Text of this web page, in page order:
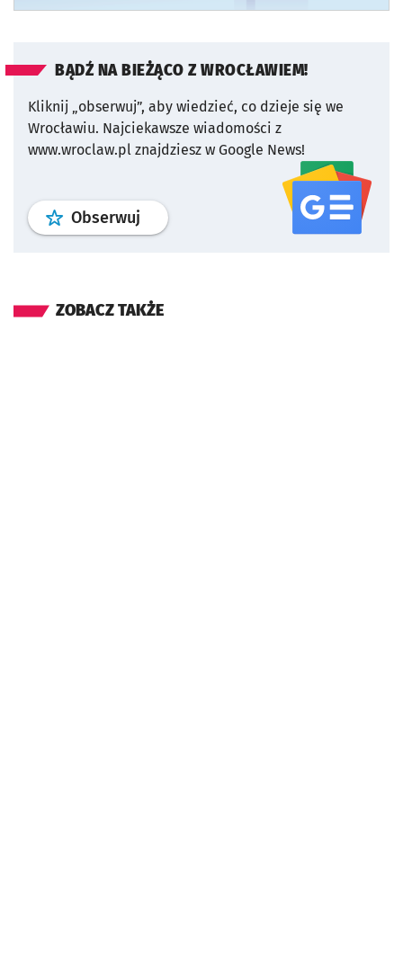
BĄDŹ NA BIEŻĄCO Z WROCŁAWIEM!
Kliknij „obserwuj”, aby wiedzieć, co dzieje się we
Wrocławiu. Najciekawsze wiadomości z
www.wroclaw.pl znajdziesz w Google News!
Obserwuj profil serwisu
ZOBACZ TAKŻE